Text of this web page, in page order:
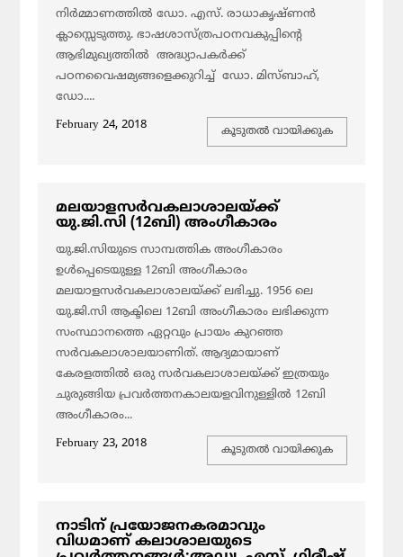
നിര്‍മ്മാണത്തില്‍ ഡോ. എസ്. രാധാകൃഷ്ണന്‍
ക്ലാസ്സെടുത്തു. ഭാഷശാസ്ത്രപഠനവകുപ്പിന്റെ
ആഭിമുഖ്യത്തില്‍ അദ്ധ്യാപകര്‍ക്ക്
പഠനവൈഷമ്യങ്ങളെക്കുറിച്ച് ഡോ. മിസ്ബാഹ്,
ഡോ....
February 24, 2018
കൂടുതല്‍ വായിക്കുക
മലയാളസര്‍വകലാശാലയ്ക്ക്
യു.ജി.സി (12ബി) അംഗീകാരം
യു.ജി.സിയുടെ സാമ്പത്തിക അംഗീകാരം
ഉള്‍പ്പെടെയുള്ള 12ബി അംഗീകാരം
മലയാളസര്‍വകലാശാലയ്ക്ക് ലഭിച്ചു. 1956 ലെ
യു.ജി.സി ആക്ടിലെ 12ബി അംഗീകാരം ലഭിക്കുന്ന
സംസ്ഥാനത്തെ ഏറ്റവും പ്രായം കുറഞ്ഞ
സര്‍വകലാശാലയാണിത്. ആദ്യമായാണ്
കേരളത്തില്‍ ഒരു സര്‍വകലാശാലയ്ക്ക് ഇത്രയും
ചുരുങ്ങിയ പ്രവര്‍ത്തനകാലയളവിനുള്ളില്‍ 12ബി
അംഗീകാരം...
February 23, 2018
കൂടുതല്‍ വായിക്കുക
നാടിന് പ്രയോജനകരമാവും
വിധമാണ് കലാശാലയുടെ